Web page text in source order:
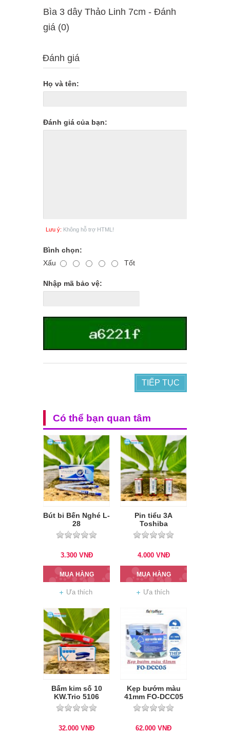
Bìa 3 dây Thảo Linh 7cm - Ðánh
giá (0)
Đánh giá
Họ và tên:
Đánh giá của bạn:
Lưu ý: Không hỗ trợ HTML!
Bình chọn:
Xấu
Tốt
Nhập mã bảo vệ:
TIẾP TỤC
Có thể bạn quan tâm
Bút bi Bến Nghé L-
28
3.300 VNĐ
MUA HÀNG
Ưa thích
Pin tiểu 3A
Toshiba
4.000 VNĐ
MUA HÀNG
Ưa thích
Bấm kim số 10
KW.Trio 5106
chính hãng
32.000 VNĐ
Kẹp bướm màu
41mm FO-DCC05
62.000 VNĐ